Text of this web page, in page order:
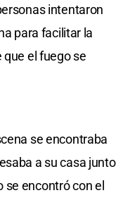
intentaron
para facilitar la
el fuego se
se encontraba
a su casa junto
se encontró con el